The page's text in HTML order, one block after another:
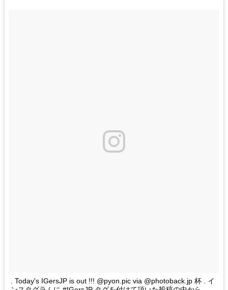
. Today's IGersJP is out !!! @pyon.pic via @photoback.jp 杯 . イ